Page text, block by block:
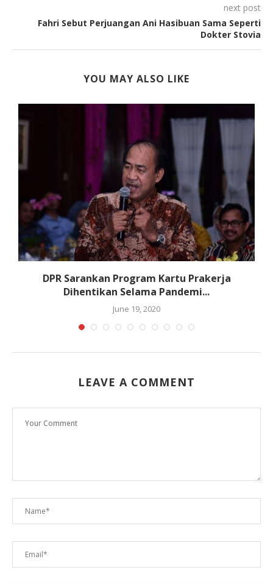
next post
Fahri Sebut Perjuangan Ani Hasibuan Sama Seperti
Dokter Stovia
YOU MAY ALSO LIKE
DPR Sarankan Program Kartu Prakerja
Dihentikan Selama Pandemi...
June 19, 2020
LEAVE A COMMENT